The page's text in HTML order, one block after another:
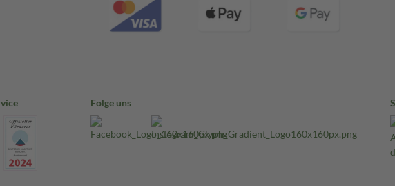
Folge uns